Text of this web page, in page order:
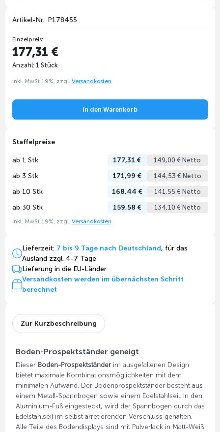
Artikel-Nr.: P178455
Einzelpreis:
177,31 €
Anzahl: 1 Stück
inkl. MwSt 19%, zzgl. Versandkosten
In den Warenkorb
Staffelpreise
ab 1 Stk 177,31 € 149,00 € Netto
ab 3 Stk 171,99 € 144,53 € Netto
ab 10 Stk 168,44 € 141,55 € Netto
ab 30 Stk 159,58 € 134,10 € Netto
inkl. MwSt 19%, zzgl. Versandkosten
Lieferzeit: 7 bis 9 Tage nach Deutschland, für das
Ausland zzgl. 4-7 Tage
Lieferung in die EU-Länder
Versandkosten werden im übernächsten Schritt
berechnet
Zur Kurzbeschreibung
Boden-Prospektständer geneigt
Dieser Boden-Prospektständerim ausgefallenen Design
bietet maximale Kombinationsmöglichkeiten mit dem
minimalen Aufwand. Der Bodenprospektständer besteht aus
einem Metall-Spannbogen sowie einem Edelstahlseil. In den
Aluminium-Fuß eingesteckt, wird der Spannbogen durch das
Edelstahlseil im selbst arretierenden Verschluss gehalten.
Alle Teile des Bodendisplays sind mit Pulverlack in Matt-Weiß